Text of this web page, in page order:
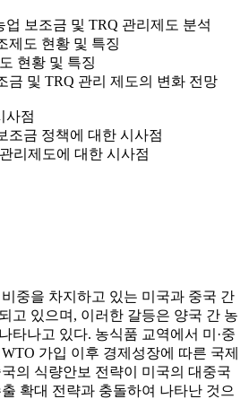
업 보조금 및 TRQ 관리제도 분석
제도 현황 및 특징
현황 및 특징
금 및 TRQ 관리 제도의 변화 전망
사점
조금 정책에 대한 시사점
리제도에 대한 시사점
중을 차지하고 있는 미국과 중국 간
고 있으며, 이러한 갈등은 양국 간 농
타나고 있다. 농식품 교역에서 미·중
가입 이후 경제성장에 따른 국제
의 식량안보 전략이 미국의 대중국
확대 전략과 충돌하여 나타난 것으